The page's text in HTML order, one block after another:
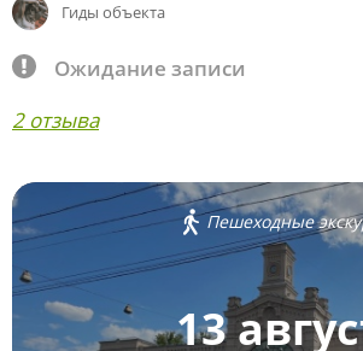
Гиды объекта
Ожидание записи
2 отзыва
Пешеходные
13